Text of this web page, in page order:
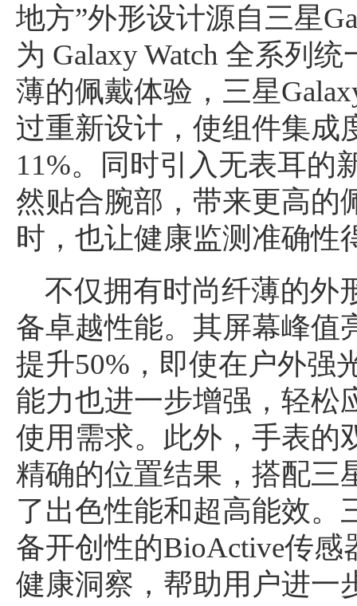
地方”外形设计源自三星
为 Galaxy Watch 全系列
薄的佩戴体验，三星
过重新设计，使组件集成
11%。同时引入无表耳的
然贴合腕部，带来更高的
时，也让健康监测准确性
不仅拥有时尚纤薄的外
备卓越性能。其屏幕峰值
提升50%，即使在户外强
能力也进一步增强，轻松
使用需求。此外，手表的
精确的位置结果，搭配三
了出色性能和超高能效。
备开创性的BioActive传
健康洞察，帮助用户进一